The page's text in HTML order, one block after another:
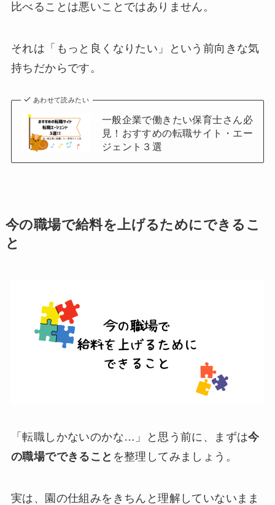
比べることは悪いことではありません。
それは「もっと良くなりたい」という前向きな気
持ちだからです。
あわせて読みたい
一般企業で働きたい保育士さん必
見！おすすめの転職サイト・エー
ジェント３選
今の職場で給料を上げるためにできるこ
と
「転職しかないのかな…」と思う前に、まずは今
の職場でできること を整理してみましょう。
実は、園の仕組みをきちんと理解していないまま